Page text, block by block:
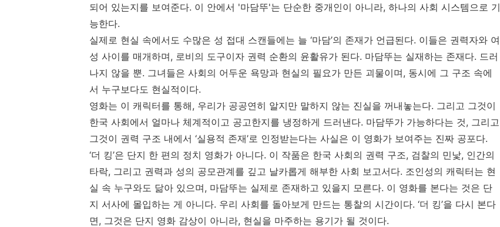
되어 있는지를 보여준다. 이 안에서 '마담뚜'는 단순한 중개인이 아니라, 하나의 사회 시스템으로 기
능한다.
실제로 현실 속에서도 수많은 성 접대 스캔들에는 늘 ‘마담’의 존재가 언급된다. 이들은 권력자와 여
성 사이를 매개하며, 로비의 도구이자 권력 순환의 윤활유가 된다. 마담뚜는 실재하는 존재다. 드러
나지 않을 뿐. 그녀들은 사회의 어두운 욕망과 현실의 필요가 만든 괴물이며, 동시에 그 구조 속에
서 누구보다도 현실적이다.
영화는 이 캐릭터를 통해, 우리가 공공연히 알지만 말하지 않는 진실을 꺼내놓는다. 그리고 그것이
한국 사회에서 얼마나 체계적이고 공고한지를 냉정하게 드러낸다. 마담뚜가 가능하다는 것, 그리고
그것이 권력 구조 내에서 ‘실용적 존재’로 인정받는다는 사실은 이 영화가 보여주는 진짜 공포다.
‘더 킹’은 단지 한 편의 정치 영화가 아니다. 이 작품은 한국 사회의 권력 구조, 검찰의 민낯, 인간의
타락, 그리고 권력과 성의 공모관계를 깊고 날카롭게 해부한 사회 보고서다. 조인성의 캐릭터는 현
실 속 누구와도 닮아 있으며, 마담뚜는 실제로 존재하고 있을지 모른다. 이 영화를 본다는 것은 단
지 서사에 몰입하는 게 아니다. 우리 사회를 돌아보게 만드는 통찰의 시간이다. ‘더 킹’을 다시 본다
면, 그것은 단지 영화 감상이 아니라, 현실을 마주하는 용기가 될 것이다.